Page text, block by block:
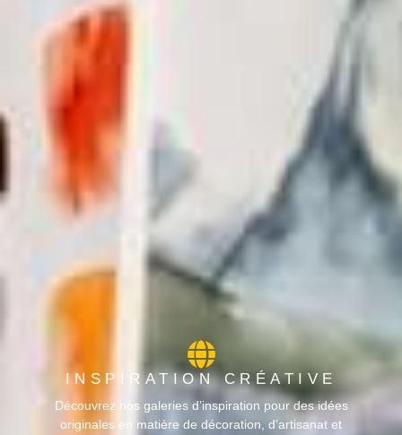
INSPIRATION CRÉATIVE
Découvrez nos galeries d’inspiration pour des idées
originales en matière de décoration, d’artisanat et